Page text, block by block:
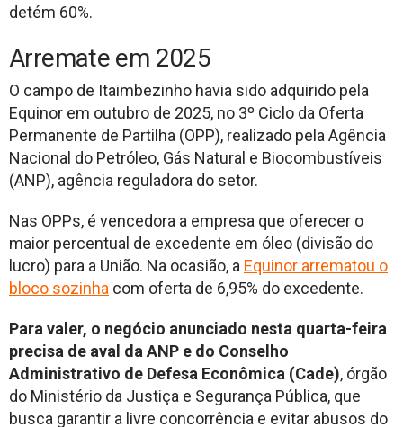
detém 60%.
Arremate em 2025
O campo de Itaimbezinho havia sido adquirido pela
Equinor em outubro de 2025, no 3º Ciclo da Oferta
Permanente de Partilha (OPP), realizado pela Agência
Nacional do Petróleo, Gás Natural e Biocombustíveis
(ANP), agência reguladora do setor.
Nas OPPs, é vencedora a empresa que oferecer o
maior percentual de excedente em óleo (divisão do
lucro) para a União. Na ocasião, a Equinor arrematou o
bloco sozinha com oferta de 6,95% do excedente.
Para valer, o negócio anunciado nesta quarta-feira
precisa de aval da ANP e do Conselho
Administrativo de Defesa Econômica (Cade), órgão
do Ministério da Justiça e Segurança Pública, que
busca garantir a livre concorrência e evitar abusos do